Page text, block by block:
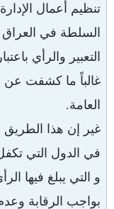
تنظيم أعمال
السلطة في العراق
التعبير والرأي
غالباً ما كشفت عن
العامة.
غير إن هذا الطريق
في الدول التي
و التي يبلغ فيها
بواجب الرقابة